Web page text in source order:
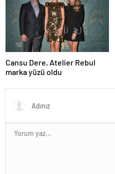
Cansu Dere, Atelier Rebul
marka yüzü oldu